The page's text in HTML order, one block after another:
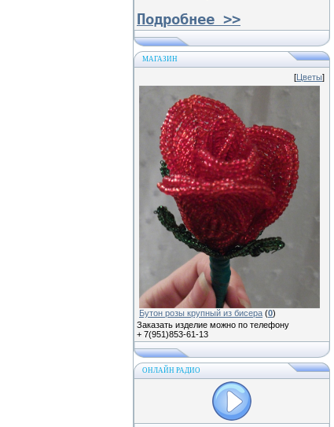
Подробнее >>
МАГАЗИН
[Цветы]
Бутон розы крупный из бисера (0)
Заказать изделие можно по телефону
+ 7(951)853-61-13
ОНЛАЙН РАДИО